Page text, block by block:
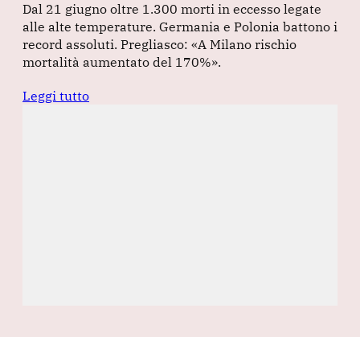
Dal 21 giugno oltre 1.300 morti in eccesso legate
alle alte temperature. Germania e Polonia battono i
record assoluti. Pregliasco: «A Milano rischio
mortalità aumentato del 170%».
Leggi tutto